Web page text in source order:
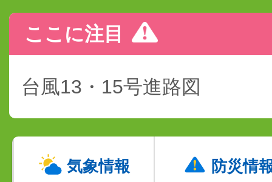
ここに注目
台風13・15号進路図
気象情報 防災情